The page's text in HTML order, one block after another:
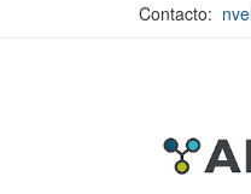
Contacto: